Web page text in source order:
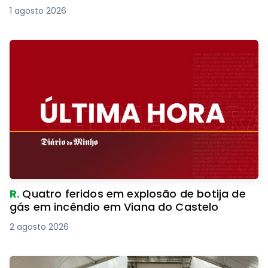
1 agosto 2026
R. Quatro feridos em explosão de botija de
gás em incêndio em Viana do Castelo
2 agosto 2026